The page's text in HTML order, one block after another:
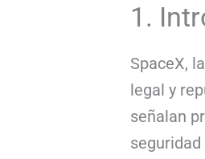
1.
SpaceX,
legal y
señalan